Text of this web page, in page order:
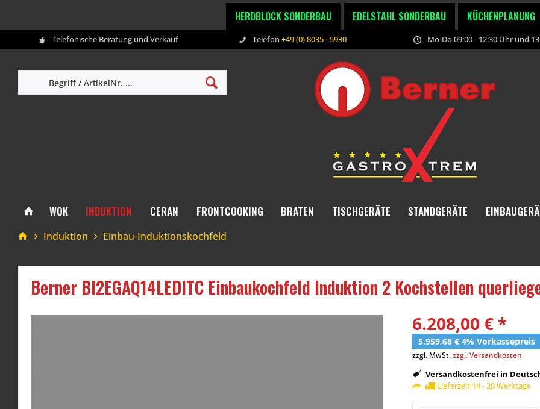
HERDBLOCK SONDERBAU EDELSTAHL SONDERBAU KÜCHENPLANUNG
Telefonische Beratung und Verkauf Telefon +49 (0) 8035 - 5930 Mo-Do 09:00 - 12:30 Uhr und
WOK INDUKTION CERAN FRONTCOOKING BRATEN TISCHGERÄTE STANDGERÄTE
Induktion Einbau-Induktionskochfeld
Berner BI2EGAQ14LEDITC Einbaukochfeld Induktion 2 Kochstellen
6.208,00 € *
5.959,68 € 4% Vorkassepreis
zzgl. MwSt.zzgl. Versandkosten
Versandkostenfrei in
Lieferzeit 14 - 20 Werktage